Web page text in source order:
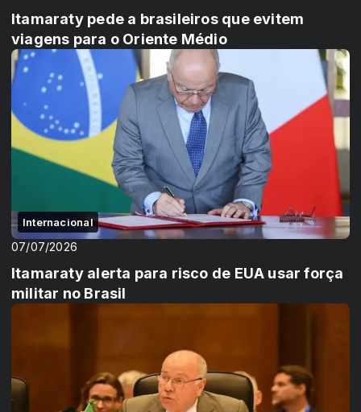
Itamaraty pede a brasileiros que evitem
viagens para o Oriente Médio
Internacional
07/07/2026
Itamaraty alerta para risco de EUA usar força
militar no Brasil